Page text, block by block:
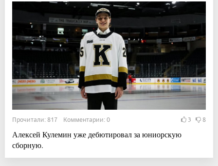
Прочитали: 817 Комментарии: 0 3 8
Алексей Кулемин уже дебютировал за юниорскую
сборную.